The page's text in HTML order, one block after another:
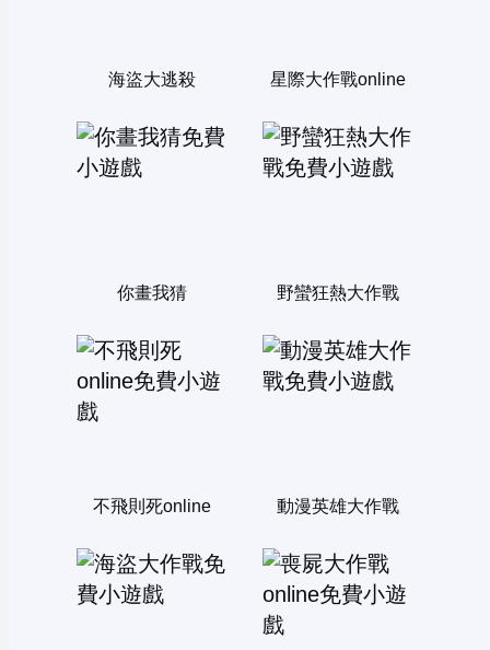
海盜大逃殺 星際大作戰online
你畫我猜 野蠻狂熱大作戰
不飛則死online 動漫英雄大作戰